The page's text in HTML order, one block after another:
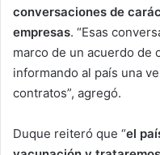
conversaciones de
empresas. “Esas
marco de un acuerdo de
informando al país una
contratos”, agregó.
Duque reiteró que “el